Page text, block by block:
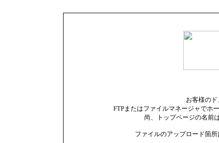
お客様の
FTPまたはファイルマネージャでホ
尚、トップページの名前
ファイルのアップロード箇